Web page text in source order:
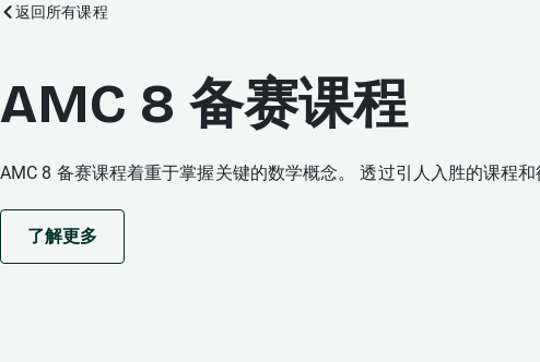
返回所有课程
AMC 8 备赛课程
AMC 8 备赛课程着重于掌握关键的数学概念。 透过引人入胜的课程
了解更多